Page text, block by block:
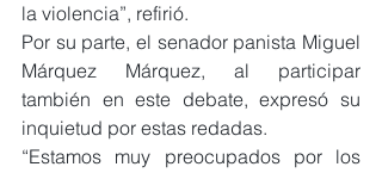
la violencia”, refirió.
Por su parte, el senador panista Miguel
Márquez Márquez, al participar
también en este debate, expresó su
inquietud por estas redadas.
“Estamos muy preocupados por los